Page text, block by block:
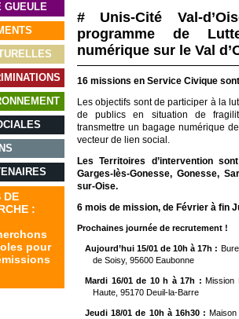
GUEULE
DE
:
pour
# Unis-Cité Val-
programme de
numérique sur le Val
16 missions en Service Civique
Les objectifs sont de participer à la
de publics en situation de
transmettre un bagage numérique
vecteur de lien social.
Les Territoires d’intervention
Garges-lès-Gonesse, Gonesse,
sur-Oise.
6 mois de mission, de Février à fin
Prochaines journée de recrutement !
Aujourd’hui 15/01 de 10h à 17h :
de Soisy, 95600 Eaubonne
Mardi 16/01 de 10 h à 17h : Mission
Haute, 95170 Deuil-la-Barre
Jeudi 18/01 de 10h à 16h30 :